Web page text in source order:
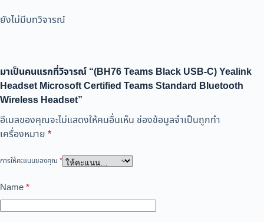
ยังไม่มีบทวิจารณ์
มาเป็นคนแรกที่วิจารณ์ “(BH76 Teams Black USB-C) Yealink
Headset Microsoft Certified Teams Standard Bluetooth
Wireless Headset”
อีเมลของคุณจะไม่แสดงให้คนอื่นเห็น ช่องข้อมูลจำเป็นถูกทำ
เครื่องหมาย *
การให้คะแนนของคุณ *
Name*